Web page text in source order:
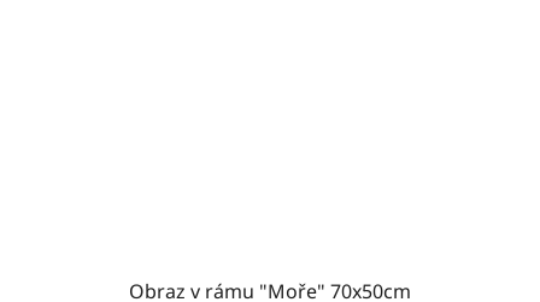
Obraz v rámu "Moře" 70x50cm